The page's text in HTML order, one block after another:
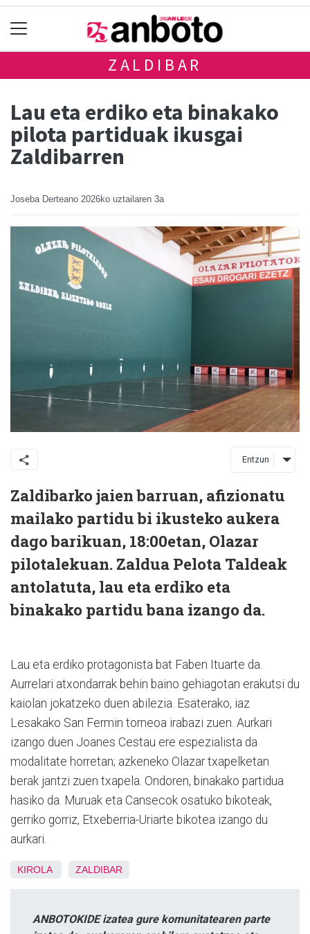
ZALDIBAR
Lau eta erdiko eta binakako
pilota partiduak ikusgai
Zaldibarren
Joseba Derteano 2026ko uztailaren 3a
Entzun
Zaldibarko jaien barruan, afizionatu
mailako partidu bi ikusteko aukera
dago barikuan, 18:00etan, Olazar
pilotalekuan. Zaldua Pelota Taldeak
antolatuta, lau eta erdiko eta
binakako partidu bana izango da.
Lau eta erdiko protagonista bat Faben Ituarte da.
Aurrelari atxondarrak behin baino gehiagotan erakutsi du
kaiolan jokatzeko duen abilezia. Esaterako, iaz
Lesakako San Fermin torneoa irabazi zuen. Aurkari
izango duen Joanes Cestau ere espezialista da
modalitate horretan; azkeneko Olazar txapelketan
berak jantzi zuen txapela. Ondoren, binakako partidua
hasiko da. Muruak eta Cansecok osatuko bikoteak,
gerriko gorriz, Etxeberria-Uriarte bikotea izango du
aurkari.
KIROLA ZALDIBAR
ANBOTOKIDE izatea gure komunitatearen parte